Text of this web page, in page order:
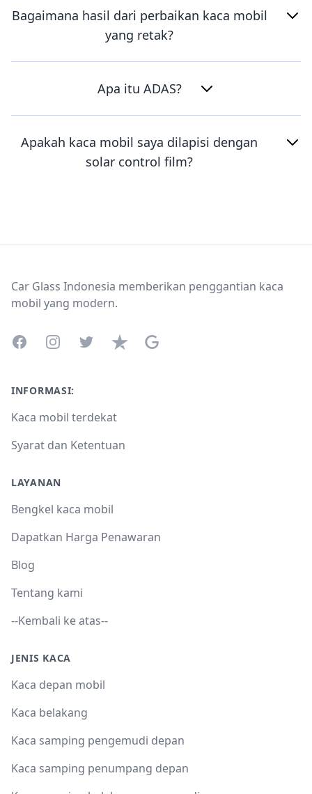
Bagaimana hasil dari perbaikan kaca mobil
yang retak?
Apa itu ADAS?
Apakah kaca mobil saya dilapisi dengan
solar control film?
Car Glass Indonesia memberikan penggantian kaca
mobil yang modern.
FacebookInstagramTwitterTrustpilotGoogle Business Profile
INFORMASI:
Kaca mobil terdekat
Syarat dan Ketentuan
LAYANAN
Bengkel kaca mobil
Dapatkan Harga Penawaran
Blog
Tentang kami
--Kembali ke atas--
JENIS KACA
Kaca depan mobil
Kaca belakang
Kaca samping pengemudi depan
Kaca samping penumpang depan